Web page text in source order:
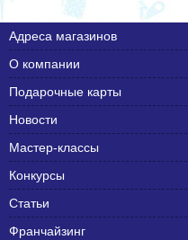
Адреса магазинов
О компании
Подарочные карты
Новости
Мастер-классы
Конкурсы
Статьи
Франчайзинг